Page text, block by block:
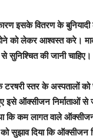
इसके वितरण के बुनियादी
को लेकर आश्वस्त करे।
की जानी चाहिए।
स्तर के अस्पतालों को
ऑक्सीजन निर्माताओं से
कि कम लागत वाले
सुझाव दिया कि ऑक्सीजन